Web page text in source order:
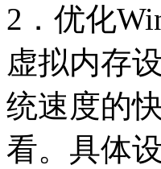
2．优化
虚拟内存
统速度的
看。具体